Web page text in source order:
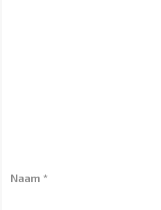
Naam *